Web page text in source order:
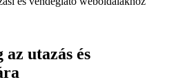
az utazás és